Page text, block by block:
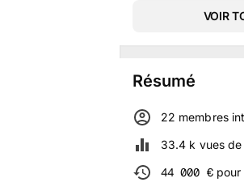
VOIR
Résumé
22 membres
33.4 k vues
44 000 €pour